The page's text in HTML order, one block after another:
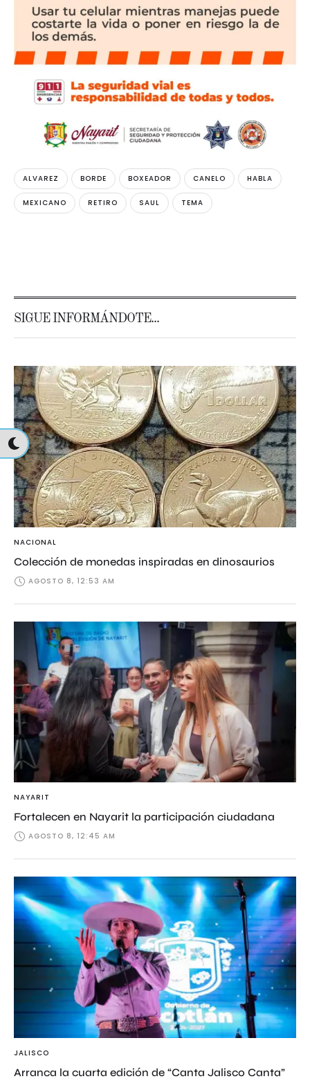
ALVAREZ BORDE BOXEADOR CANELO HABLA
MEXICANO RETIRO SAUL TEMA
SIGUE INFORMÁNDOTE...
NACIONAL
Colección de monedas inspiradas en dinosaurios
AGOSTO 8, 12:53 AM
NAYARIT
Fortalecen en Nayarit la participación ciudadana
AGOSTO 8, 12:45 AM
JALISCO
Arranca la cuarta edición de “Canta Jalisco Canta”